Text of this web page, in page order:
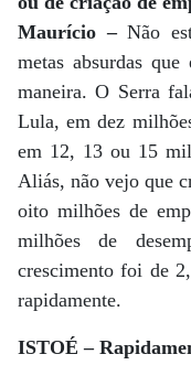
Maurício –Não
metas absurdas que
maneira. O Serra
Lula, em dez
em 12, 13 ou 15
Aliás, não vejo que
oito milhões de
milhões de
crescimento foi de
rapidamente.
ISTOÉ –